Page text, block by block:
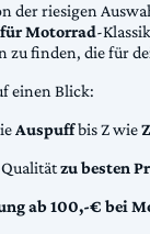
der riesigen
Motorrad-
finden, die für
einen Blick:
Auspuffbis Z wie
zu besten
ab 100,-€ bei